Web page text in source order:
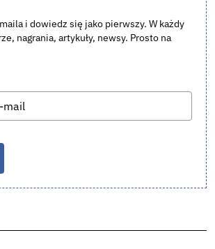
i dowiedz się jako pierwszy. W każdy
nagrania, artykuły, newsy. Prosto na